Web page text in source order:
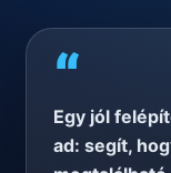
“
Egy jól
ad: segít,